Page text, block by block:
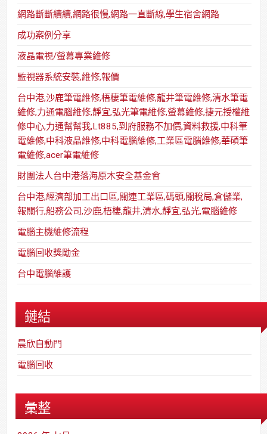
網路斷斷續續,網路很慢,網路一直斷線,學生宿舍網路
成功案例分享
液晶電視/螢幕專業維修
監視器系統安裝,維修,報價
台中港,沙鹿筆電維修,梧棲筆電維修,龍井筆電維修,清水筆電
維修,力通電腦維修,靜宜,弘光筆電維修,螢幕維修,捷元授權維
修中心,力通幫幫我,Lt885,到府服務不加價,資料救援,中科筆
電維修,中科液晶維修,中科電腦維修,工業區電腦維修,華碩筆
電維修,acer筆電維修
財團法人台中港落海原木安全基金會
台中港,經濟部加工出口區,關連工業區,碼頭,關稅局,倉儲業,
報關行,船務公司,沙鹿,梧棲,龍井,清水,靜宜,弘光,電腦維修
電腦主機維修流程
電腦回收獎勵金
台中電腦維護
鏈結
晨欣自動門
電腦回收
彙整